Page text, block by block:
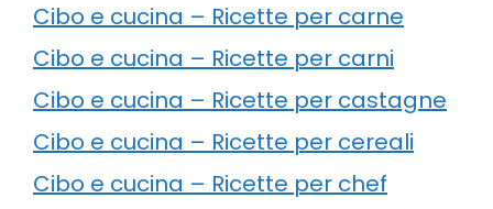
Cibo e cucina – Ricette per carne
Cibo e cucina – Ricette per carni
Cibo e cucina – Ricette per castagne
Cibo e cucina – Ricette per cereali
Cibo e cucina – Ricette per chef